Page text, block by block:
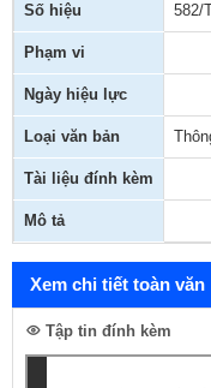
Số hiệu 582/
Phạm vi
Ngày hiệu lực
Loại văn bản
Tài liệu đính kèm
Mô tả
Xem chi tiết toàn văn
Tập tin đính kèm